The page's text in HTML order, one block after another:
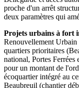
proche d'un arrêt
deux paramètres qui
Projets urbains à fort
Renouvellement
quartiers prioritaires
national, Portes
pour un montant de
écoquartier intégré au
Beaubreuil (chantier